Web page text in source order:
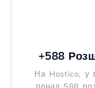
+588
На Hostico, у